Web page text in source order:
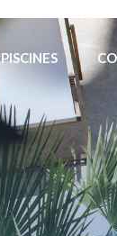
PISCINES